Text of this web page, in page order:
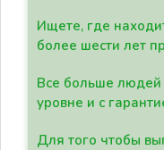
Ищете, где
более шести лет
Все больше людей
уровне и с
Для того чтобы